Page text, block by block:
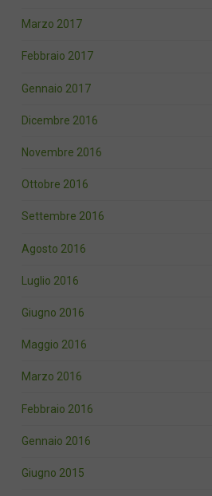
Marzo 2017
Febbraio 2017
Gennaio 2017
Dicembre 2016
Novembre 2016
Ottobre 2016
Settembre 2016
Agosto 2016
Luglio 2016
Giugno 2016
Maggio 2016
Marzo 2016
Febbraio 2016
Gennaio 2016
Giugno 2015